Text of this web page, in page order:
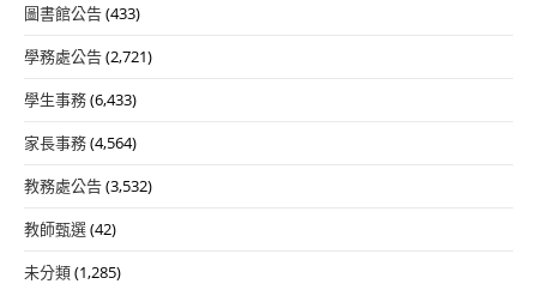
圖書館公告(433)
學務處公告(2,721)
學生事務(6,433)
家長事務(4,564)
教務處公告(3,532)
教師甄選(42)
未分類(1,285)